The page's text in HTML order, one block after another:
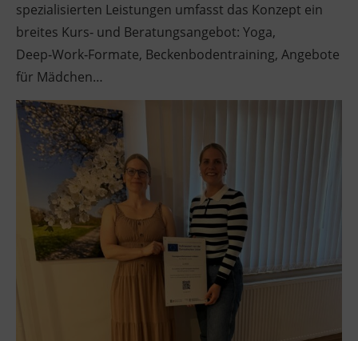
spezialisierten Leistungen umfasst das Konzept ein
breites Kurs‑ und Beratungsangebot: Yoga,
Deep‑Work‑Formate, Beckenbodentraining, Angebote
für Mädchen…